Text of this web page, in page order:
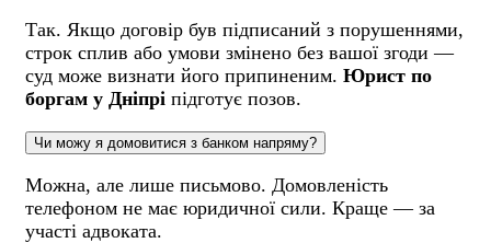
Так. Якщо договір був підписаний з порушеннями,
строк сплив або умови змінено без вашої згоди —
суд може визнати його припиненим. Юрист по
боргам у Дніпрі підготує позов.
Чи можу я домовитися з банком напряму?
Можна, але лише письмово. Домовленість
телефоном не має юридичної сили. Краще — за
участі адвоката.